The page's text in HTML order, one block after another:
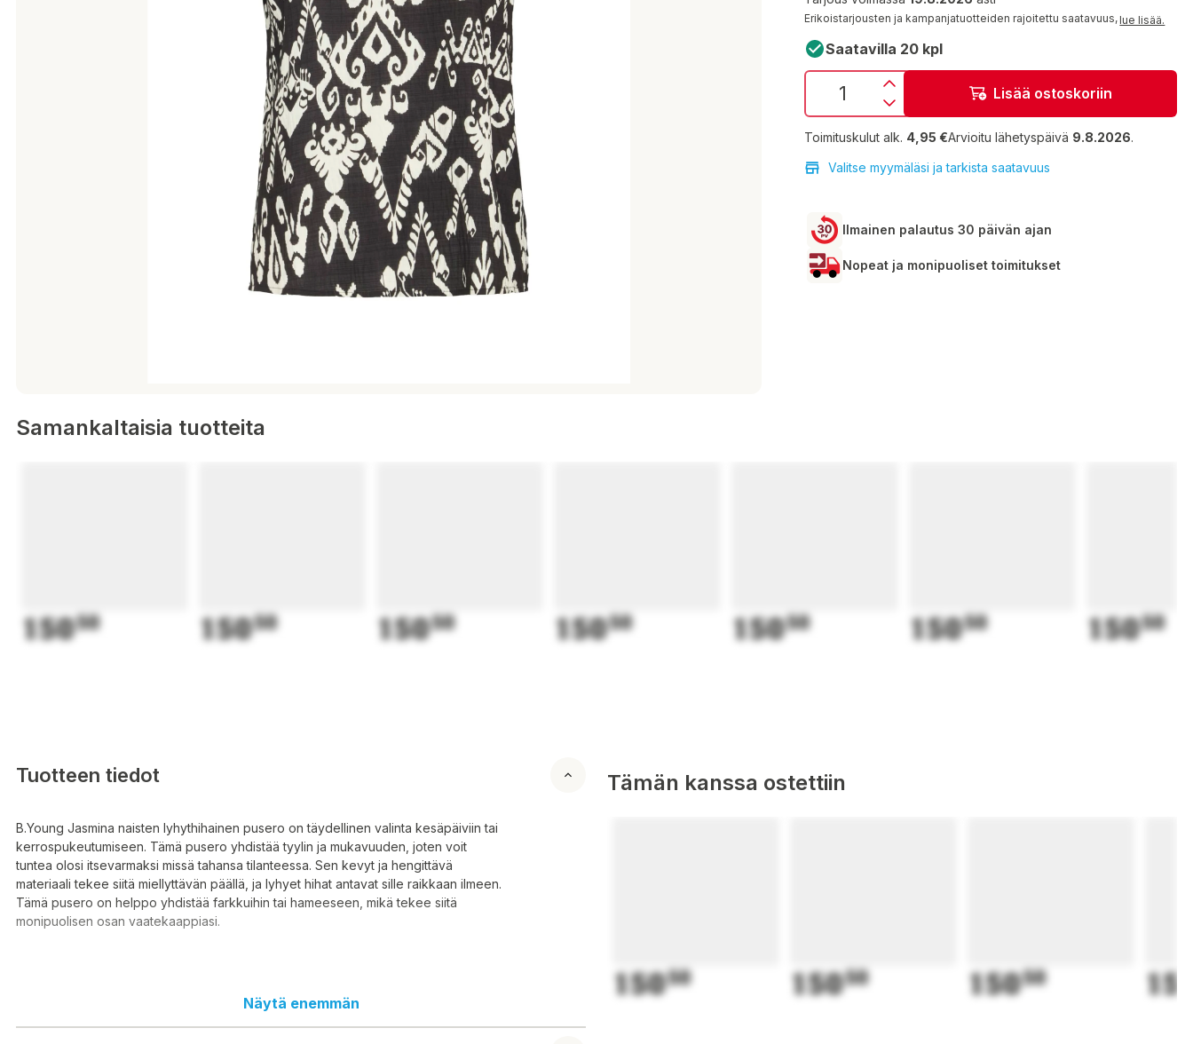
Erikoistarjousten ja kampanjatuotteiden rajoitettu saatavuus,lue lisää.
Saatavilla 20 kpl
Lisää ostoskoriin
Toimituskulut alk. 4,95 €Arvioitu lähetyspäivä 9.8.2026.
Valitse myymäläsi ja tarkista saatavuus
Ilmainen palautus 30 päivän ajan
Nopeat ja monipuoliset toimitukset
Samankaltaisia tuotteita
15050 15050 15050 15050 15050 15050 15050
Tuotteen tiedot
B.Young Jasmina naisten lyhythihainen pusero on täydellinen valinta kesäpäiviin tai
kerrospukeutumiseen. Tämä pusero yhdistää tyylin ja mukavuuden, joten voit
tuntea olosi itsevarmaksi missä tahansa tilanteessa. Sen kevyt ja hengittävä
materiaali tekee siitä miellyttävän päällä, ja lyhyet hihat antavat sille raikkaan ilmeen.
Tämä pusero on helppo yhdistää farkkuihin tai hameeseen, mikä tekee siitä
monipuolisen osan vaatekaappiasi.
Olitpa menossa töihin, tapaamaan ystäviä tai rentoutumaan kotona, B.Young Jasmina
Näytä enemmän
Tämän kanssa ostettiin
15050 15050 15050